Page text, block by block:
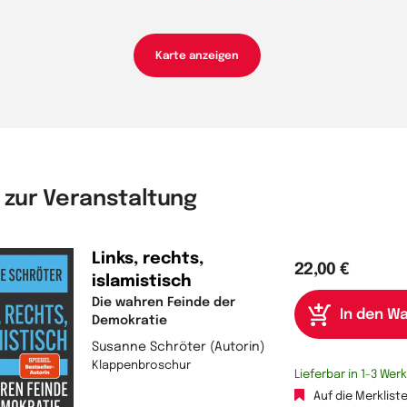
Karte anzeigen
zur Veranstaltung
Links, rechts,
islamistisch
Die wahren Feinde der
Demokratie
Susanne Schröter (Autorin)
Klappenbroschur
22,00 €
Lieferbar in 1-3
Auf die Merkliste